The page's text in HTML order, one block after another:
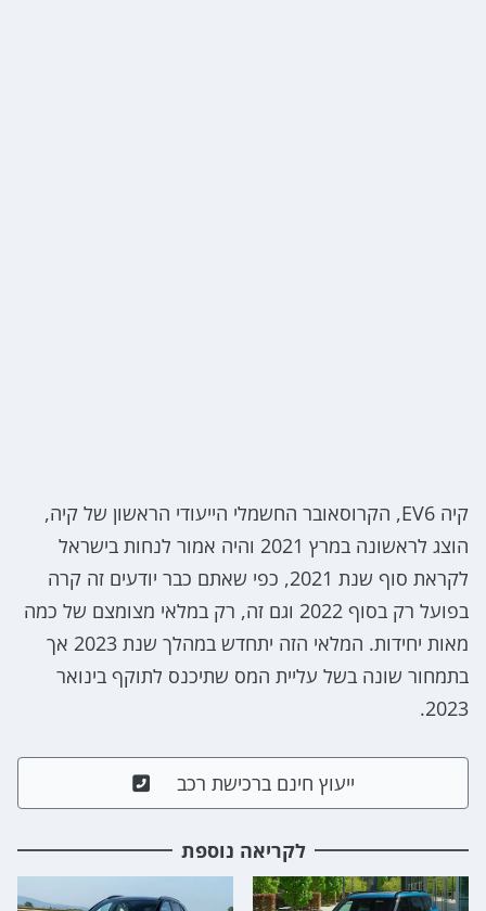
קיה EV6, הקרוסאובר החשמלי הייעודי הראשון של קיה,
הוצג לראשונה במרץ 2021 והיה אמור לנחות בישראל
לקראת סוף שנת 2021, כפי שאתם כבר יודעים זה קרה
בפועל רק בסוף 2022 וגם זה, רק במלאי מצומצם של כמה
מאות יחידות. המלאי הזה יתחדש במהלך שנת 2023 אך
בתמחור שונה בשל עליית המס שתיכנס לתוקף בינואר
2023.
ייעוץ חינם ברכישת רכב
לקריאה נוספת